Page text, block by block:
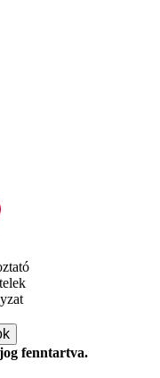
fenntartva.